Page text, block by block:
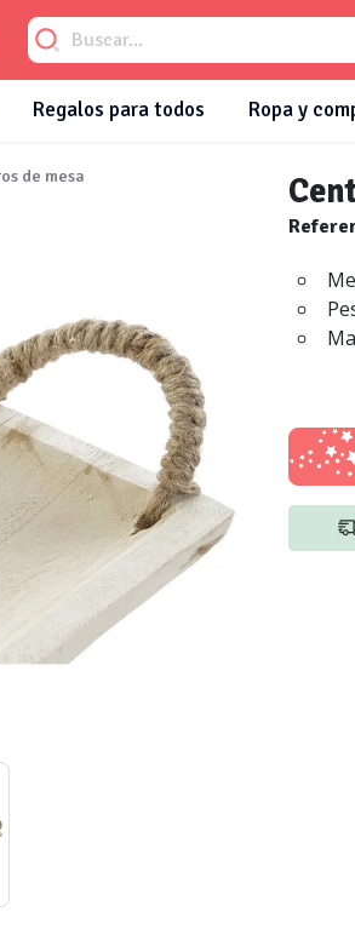
Regalos para todos Ropa y
de mesa